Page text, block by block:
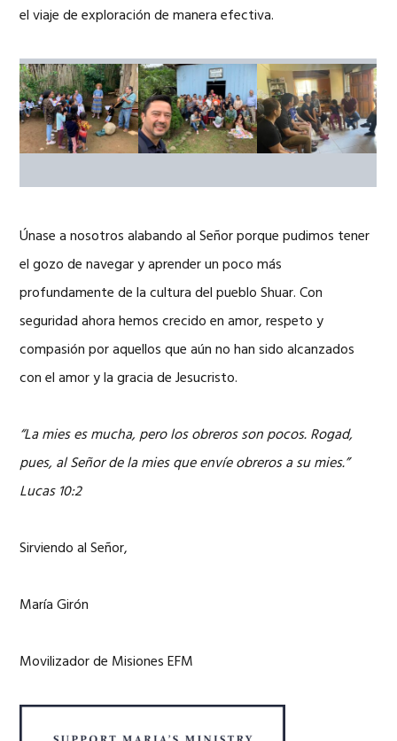
el viaje de exploración de manera efectiva.
Únase a nosotros alabando al Señor porque pudimos tener
el gozo de navegar y aprender un poco más
profundamente de la cultura del pueblo Shuar. Con
seguridad ahora hemos crecido en amor, respeto y
compasión por aquellos que aún no han sido alcanzados
con el amor y la gracia de Jesucristo.
“La mies es mucha, pero los obreros son pocos. Rogad,
pues, al Señor de la mies que envíe obreros a su mies.”
Lucas 10:2
Sirviendo al Señor,
María Girón
Movilizador de Misiones EFM